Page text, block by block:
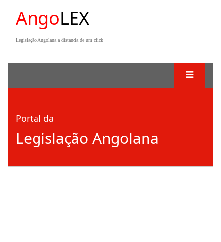
AngoLEX
Legislação Angolana a distancia de um click
Portal da
Legislação Angolana